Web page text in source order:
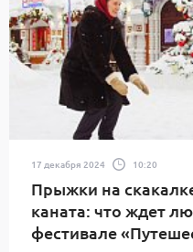
17 декабря 2024 10:20
Прыжки на
каната: что ждет
фестивале